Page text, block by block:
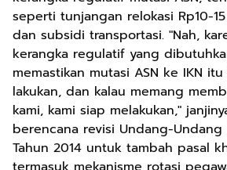
seperti tunjangan relokasi Rp10-
dan subsidi transportasi. "Nah,
kerangka regulatif yang
memastikan mutasi ASN ke IKN
lakukan, dan kalau memang
kami, kami siap melakukan,"
berencana revisi Undang-Undang
Tahun 2014 untuk tambah pasal